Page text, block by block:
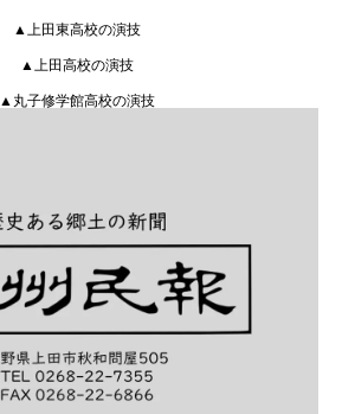
▲上田東高校の演技
▲上田高校の演技
▲丸子修学館高校の演技